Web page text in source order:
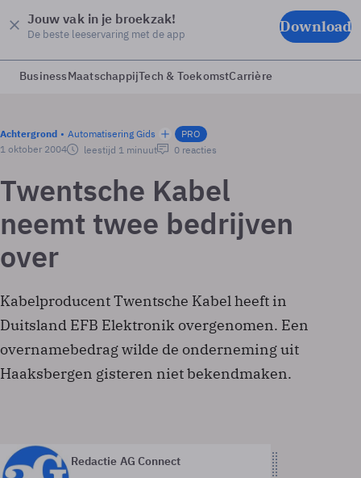
Jouw vak in je broekzak!
De beste leeservaring met de app Download
BusinessMaatschappijTech & ToekomstCarrière
Achtergrond Automatisering Gids
PRO
1 oktober 2004
leestijd 1 minuut 0 reacties
Twentsche Kabel
neemt twee bedrijven
over
Kabelproducent Twentsche Kabel heeft in
Duitsland EFB Elektronik overgenomen. Een
overnamebedrag wilde de onderneming uit
Haaksbergen gisteren niet bekendmaken.
Redactie AG Connect